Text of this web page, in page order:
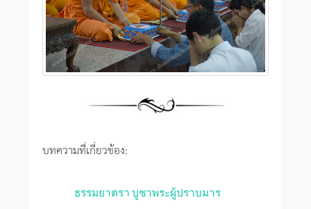
บทความที่เกี่ยวข้อง:
ธรรมยาตรา บูชาพระผู้ปราบมาร